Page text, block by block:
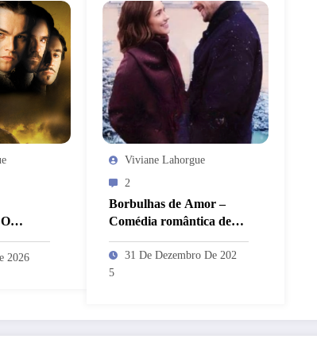
2026
Viviane Lahorgue
2
Borbulhas de Amor –
Comédia romântica de
Natal — ou como dois
traumas relacionais se
encontram no amor
31 De Dezembro De 202
5